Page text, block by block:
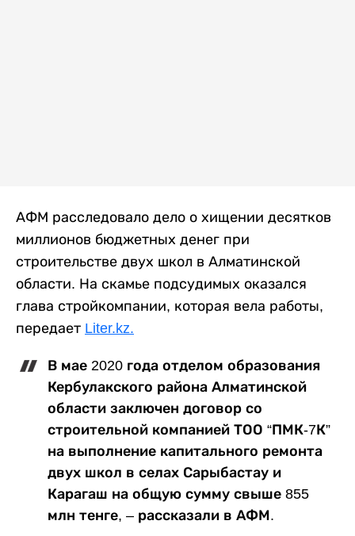
АФМ расследовало дело о хищении десятков
миллионов бюджетных денег при
строительстве двух школ в Алматинской
области. На скамье подсудимых оказался
глава стройкомпании, которая вела работы,
передает Liter.kz.
В мае 2020 года отделом образования
Кербулакского района Алматинской
области заключен договор со
строительной компанией ТОО “ПМК-7К”
на выполнение капитального ремонта
двух школ в селах Сарыбастау и
Карагаш на общую сумму свыше 855
млн тенге, – рассказали в АФМ.